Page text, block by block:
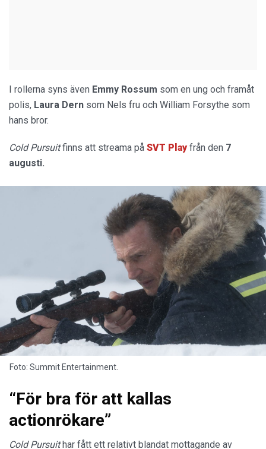
I rollerna syns även Emmy Rossum som en ung och framåt
polis, Laura Dern som Nels fru och William Forsythe som
hans bror.
Cold Pursuitfinns att streama på SVT Playfrån den 7
augusti.
Foto: Summit Entertainment.
“För bra för att kallas
actionrökare”
Cold Pursuithar fått ett relativt blandat mottagande av